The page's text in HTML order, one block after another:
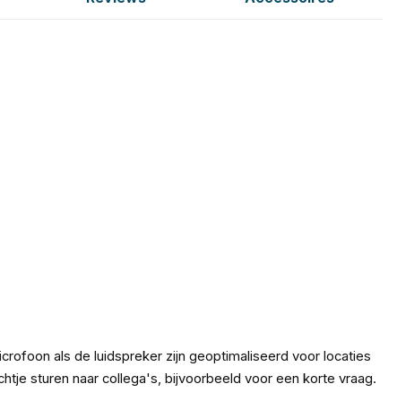
als de luidspreker zijn geoptimaliseerd voor locaties
sturen naar collega's, bijvoorbeeld voor een korte vraag.